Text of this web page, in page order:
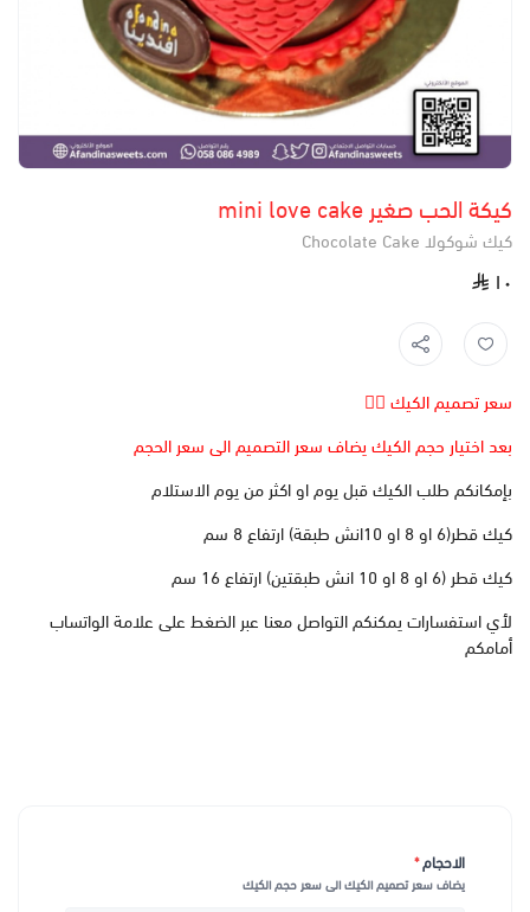
كيكة الحب صغير mini love cake
كيك شوكولا Chocolate Cake
١٠
سعر تصميم الكيك 👆🏻
بعد اختيار حجم الكيك يضاف سعر التصميم الى سعر الحجم
بإمكانكم طلب الكيك قبل يوم او اكثر من يوم الاستلام
كيك قطر(6 او 8 او 10انش طبقة) ارتفاع 8 سم
كيك قطر (6 او 8 او 10 انش طبقتين) ارتفاع 16 سم
لأي استفسارات يمكنكم التواصل معنا عبر الضغط على علامة الواتساب
أمامكم
الاحجام*
يضاف سعر تصميم الكيك الى سعر حجم الكيك